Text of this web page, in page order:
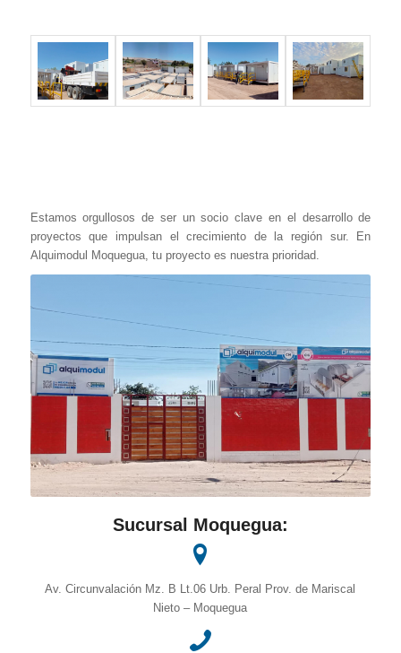
Estamos orgullosos de ser un socio clave en el desarrollo de
proyectos que impulsan el crecimiento de la región sur. En
Alquimodul Moquegua, tu proyecto es nuestra prioridad.
Sucursal Moquegua:
Av. Circunvalación Mz. B Lt.06 Urb. Peral Prov. de Mariscal
Nieto – Moquegua